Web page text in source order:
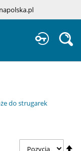
do strugarek